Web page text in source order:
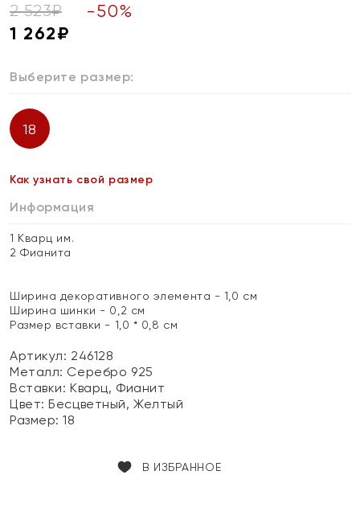
2 523₽ -50%
1 262₽
Выберите размер:
18
Как узнать свой размер
Информация
1 Кварц им.
2 Фианита
Ширина декоративного элемента - 1,0 см
Ширина шинки - 0,2 см
Размер вставки - 1,0 * 0,8 см
Артикул: 246128
Металл: Серебро 925
Вставки:Кварц, Фианит
Цвет:Бесцветный, Желтый
Размер:18
В ИЗБРАННОЕ